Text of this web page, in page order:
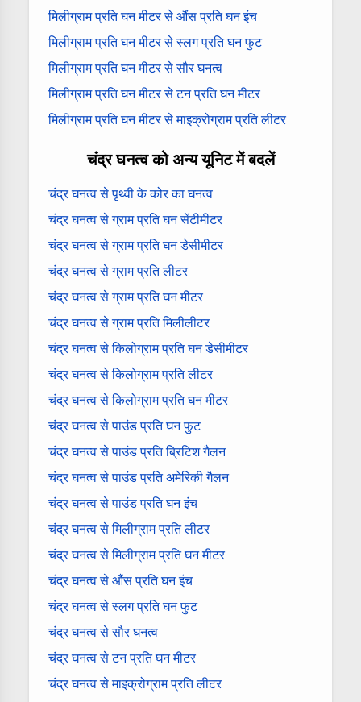
मिलीग्राम प्रति घन मीटर से औंस प्रति घन इंच
मिलीग्राम प्रति घन मीटर से स्लग प्रति घन फुट
मिलीग्राम प्रति घन मीटर से सौर घनत्व
मिलीग्राम प्रति घन मीटर से टन प्रति घन मीटर
मिलीग्राम प्रति घन मीटर से माइक्रोग्राम प्रति लीटर
चंद्र घनत्व को अन्य यूनिट में बदलें
चंद्र घनत्व से पृथ्वी के कोर का घनत्व
चंद्र घनत्व से ग्राम प्रति घन सेंटीमीटर
चंद्र घनत्व से ग्राम प्रति घन डेसीमीटर
चंद्र घनत्व से ग्राम प्रति लीटर
चंद्र घनत्व से ग्राम प्रति घन मीटर
चंद्र घनत्व से ग्राम प्रति मिलीलीटर
चंद्र घनत्व से किलोग्राम प्रति घन डेसीमीटर
चंद्र घनत्व से किलोग्राम प्रति लीटर
चंद्र घनत्व से किलोग्राम प्रति घन मीटर
चंद्र घनत्व से पाउंड प्रति घन फुट
चंद्र घनत्व से पाउंड प्रति ब्रिटिश गैलन
चंद्र घनत्व से पाउंड प्रति अमेरिकी गैलन
चंद्र घनत्व से पाउंड प्रति घन इंच
चंद्र घनत्व से मिलीग्राम प्रति लीटर
चंद्र घनत्व से मिलीग्राम प्रति घन मीटर
चंद्र घनत्व से औंस प्रति घन इंच
चंद्र घनत्व से स्लग प्रति घन फुट
चंद्र घनत्व से सौर घनत्व
चंद्र घनत्व से टन प्रति घन मीटर
चंद्र घनत्व से माइक्रोग्राम प्रति लीटर